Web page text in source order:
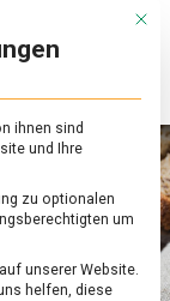
Mit
ihnen sind
und Ihre
zu optionalen
um
unserer Website.
helfen, diese